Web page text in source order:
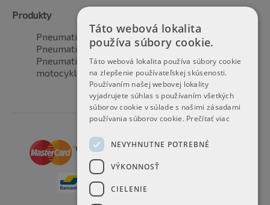
Produkty
Pneumatiky pre automobily
Pneumatiky pre SUV / 4x4
Pneumatiky pre dodávku
motocyklové pneumatiky
Táto webová lokalita
používa súbory cookie.
Táto webová lokalita používa súbory cookie
na zlepšenie používateľskej skúsenosti.
Používaním našej webovej lokality
vyjadrujete súhlas s používaním všetkých
súborov cookie v súlade s našimi zásadami
používania súborov cookie. Prečítať viac
NEVYHNUTNE POTREBNÉ
VÝKONNOSŤ
CIELENIE